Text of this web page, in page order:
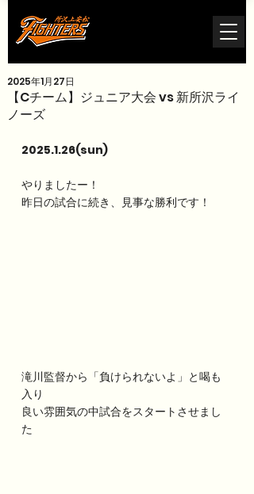
【Cチーム】ジュニア大会 vs 新所沢ライ
ノーズ
2025年1月27日
2025.1.26(sun)
やりましたー！
昨日の試合に続き、見事な勝利です！
滝川監督から「負けられないよ」と喝も
入り
良い雰囲気の中試合をスタートさせまし
た